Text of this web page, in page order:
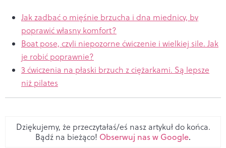
Jak zadbać o mięśnie brzucha i dna miednicy, by
poprawić własny komfort?
Boat pose, czyli niepozorne ćwiczenie i wielkiej sile. Jak
je robić poprawnie?
3 ćwiczenia na płaski brzuch z ciężarkami. Są lepsze
niż pilates
Dziękujemy, że przeczytałaś/eś nasz artykuł do końca.
Bądź na bieżąco! Obserwuj nas w Google.